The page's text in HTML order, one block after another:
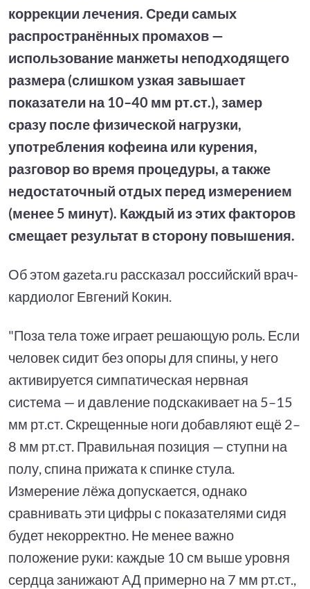
коррекции лечения. Среди самых
распространённых промахов —
использование манжеты неподходящего
размера (слишком узкая завышает
показатели на 10–40 мм рт.ст.), замер
сразу после физической нагрузки,
употребления кофеина или курения,
разговор во время процедуры, а также
недостаточный отдых перед измерением
(менее 5 минут). Каждый из этих факторов
смещает результат в сторону повышения.
Об этом gazeta.ru рассказал российский врач-
кардиолог Евгений Кокин.
"Поза тела тоже играет решающую роль. Если
человек сидит без опоры для спины, у него
активируется симпатическая нервная
система — и давление подскакивает на 5–15
мм рт.ст. Скрещенные ноги добавляют ещё 2–
8 мм рт.ст. Правильная позиция — ступни на
полу, спина прижата к спинке стула.
Измерение лёжа допускается, однако
сравнивать эти цифры с показателями сидя
будет некорректно. Не менее важно
положение руки: каждые 10 см выше уровня
сердца занижают АД примерно на 7 мм рт.ст.,